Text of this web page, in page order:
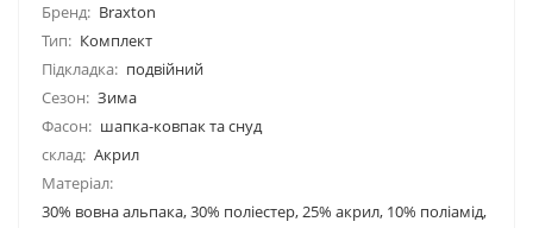
Бренд: Braxton
Тип: Комплект
Підкладка: подвійний
Сезон: Зима
Фасон: шапка-ковпак та снуд
склад: Акрил
Матеріал:
30% вовна альпака, 30% поліестер, 25% акрил, 10% поліамід,